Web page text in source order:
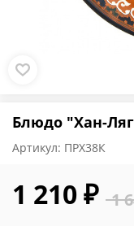
Блюдо "Хан-
Артикул: ПРХ38К
1
1 210 ₽